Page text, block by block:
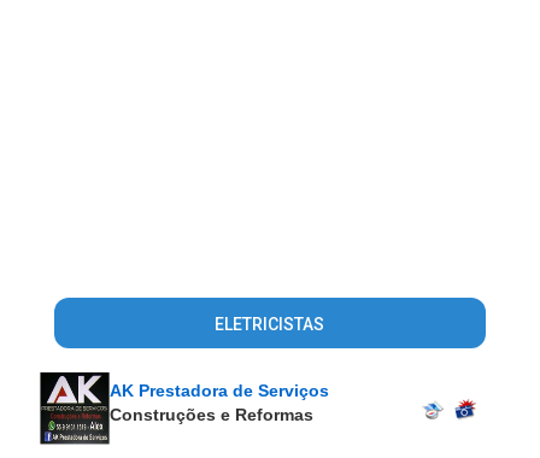
ELETRICISTAS
AK Prestadora de Serviços
Construções e Reformas